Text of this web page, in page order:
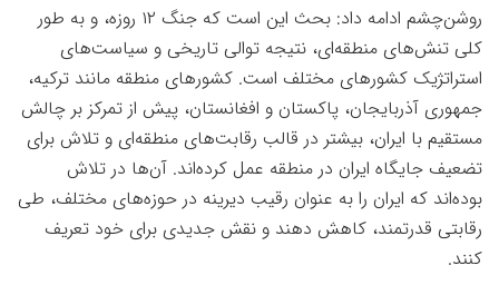
روشن‌چشم ادامه داد: بحث این است که جنگ ۱۲ روزه، و به طور
کلی تنش‌های منطقه‌ای، نتیجه‌ توالی تاریخی و سیاست‌های
استراتژیک کشورهای مختلف است. کشورهای منطقه مانند ترکیه،
جمهوری آذربایجان، پاکستان و افغانستان، پیش از تمرکز بر چالش
مستقیم با ایران، بیشتر در قالب رقابت‌های منطقه‌ای و تلاش برای
تضعیف جایگاه ایران در منطقه عمل کرده‌اند. آن‌ها در تلاش
بوده‌اند که ایران را به عنوان رقیب دیرینه در حوزه‌های مختلف، طی
رقابتی قدرتمند، کاهش دهند و نقش جدیدی برای خود تعریف
کنند.